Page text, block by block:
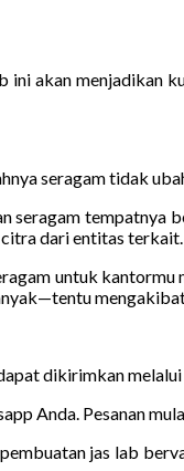
ini akan
seragam tidak
seragam tempatnya
dari entitas terkait.
untuk
dikirimkan
Anda. Pesanan
jas lab